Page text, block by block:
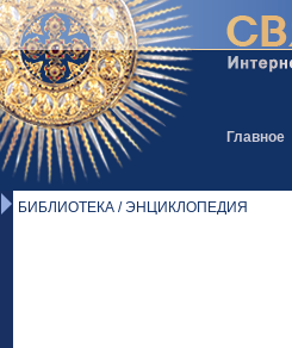
Главное
БИБЛИОТЕКА / ЭНЦИКЛОПЕДИЯ